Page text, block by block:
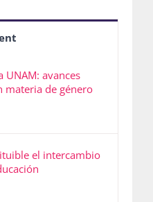
UNAM: avances
materia de género
el intercambio